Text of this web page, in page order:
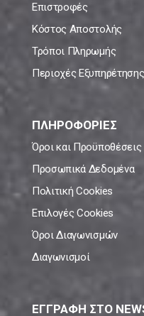
Επιστροφές
Κόστος Αποστολής
Τρόποι Πληρωμής
Περιοχές Εξυπηρέτησης
ΠΛΗΡΟΦΟΡΙΕΣ
Όροι και Προϋποθέσεις
Προσωπικά Δεδομένα
Πολιτική Cookies
Επιλογές Cookies
Όροι Διαγωνισμών
Διαγωνισμοί
ΕΓΓΡΑΦΗ ΣΤΟ